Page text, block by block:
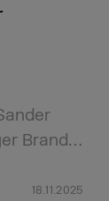
Brand…
18.11.2025